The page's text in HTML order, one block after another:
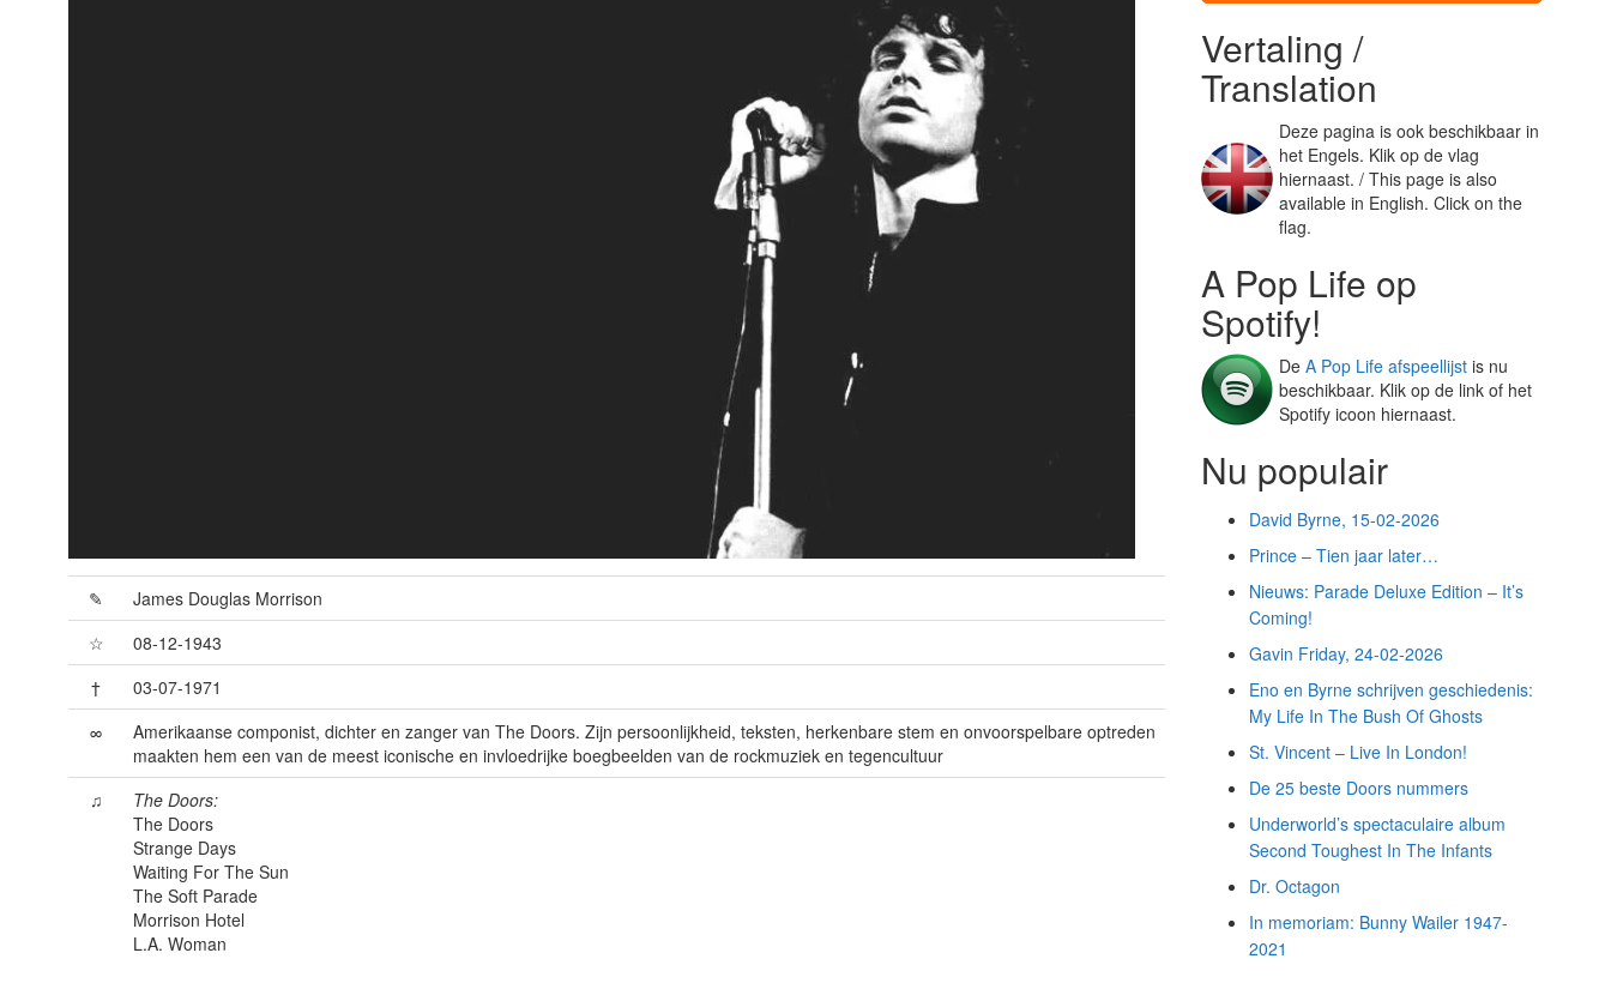
✎
James Douglas Morrison
☆
08-12-1943
†
03-07-1971
∞
Amerikaanse componist, dichter en zanger van The Doors. Zijn persoonlijkheid, teksten, herkenbare stem en onvoorspelbare optreden
maakten hem een van de meest iconische en invloedrijke boegbeelden van de rockmuziek en tegencultuur
♫
The Doors:
The Doors
Strange Days
Waiting For The Sun
The Soft Parade
Morrison Hotel
L.A. Woman
Vertaling /
Translation
Deze pagina is ook beschikbaar in
het Engels. Klik op de vlag
hiernaast. / This page is also
available in English. Click on the
flag.
A Pop Life op
Spotify!
De A Pop Life afspeellijst is nu
beschikbaar. Klik op de link of het
Spotify icoon hiernaast.
Nu populair
David Byrne, 15-02-2026
Prince – Tien jaar later…
Nieuws: Parade Deluxe Edition – It’s
Coming!
Gavin Friday, 24-02-2026
Eno en Byrne schrijven geschiedenis:
My Life In The Bush Of Ghosts
St. Vincent – Live In London!
De 25 beste Doors nummers
Underworld’s spectaculaire album
Second Toughest In The Infants
Dr. Octagon
In memoriam: Bunny Wailer 1947-
2021